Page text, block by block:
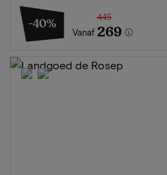
-40%
Vanaf
445
269